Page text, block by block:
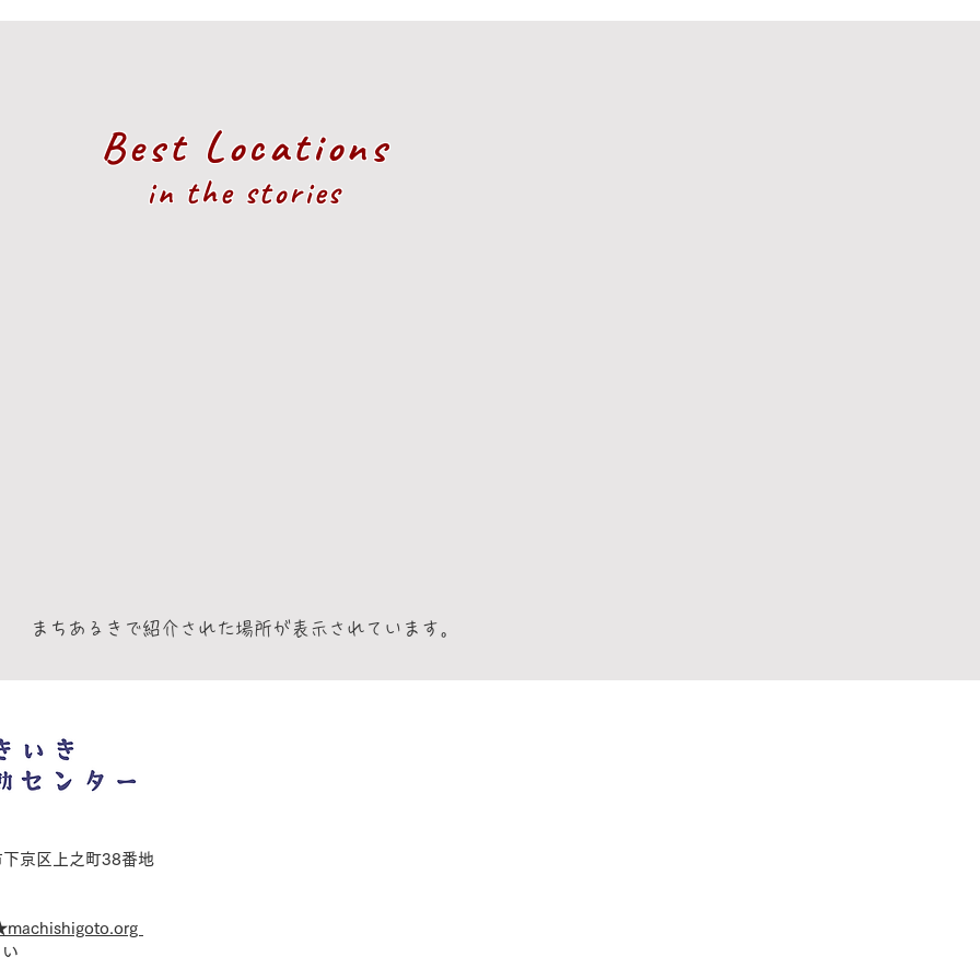
in the stories
Best Locations
まちあるきで紹介された場所が表示されています。
京区上之町38番地